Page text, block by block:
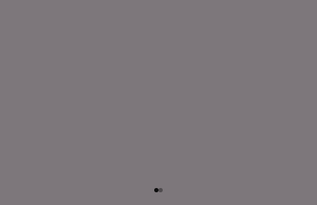
Aller à l'élément 1
Aller à l'élément 2